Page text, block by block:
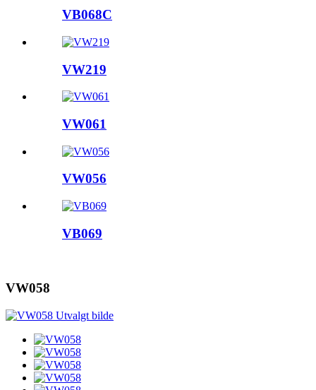
VB068C
VW219
VW061
VW056
VB069
VW058